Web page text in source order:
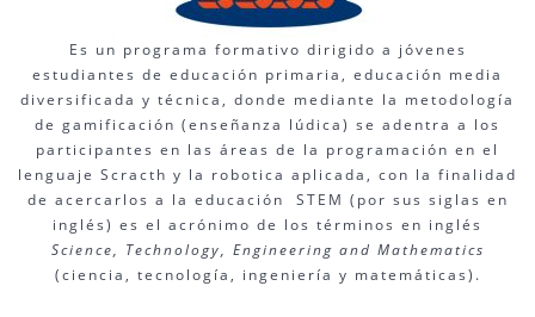
Es un programa formativo dirigido a jóvenes
estudiantes de educación primaria, educación media
diversificada y técnica, donde mediante la metodología
de gamificación (enseñanza lúdica) se adentra a los
participantes en las áreas de la programación en el
lenguaje Scracth y la robotica aplicada, con la finalidad
de acercarlos a la educación STEM (por sus siglas en
inglés) es el acrónimo de los términos en inglés
Science, Technology, Engineering and Mathematics
(ciencia, tecnología, ingeniería y matemáticas).